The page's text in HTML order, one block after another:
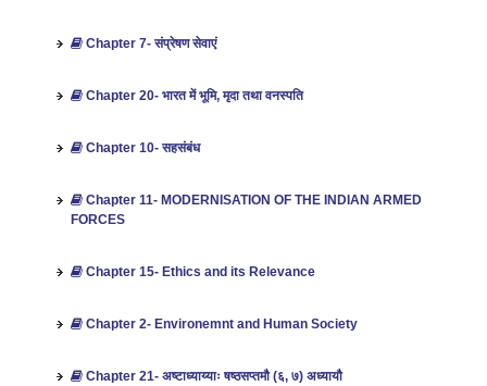
Chapter 7- संप्रेषण सेवाएं
Chapter 20- भारत में भूमि, मृदा तथा वनस्‍पति‍
Chapter 10- सहसंबंध
Chapter 11- MODERNISATION OF THE INDIAN ARMED
FORCES
Chapter 15- Ethics and its Relevance
Chapter 2- Environemnt and Human Society
Chapter 21- अष्टाध्याय्याः षष्ठसप्तमौ (६, ७) अध्यायौ